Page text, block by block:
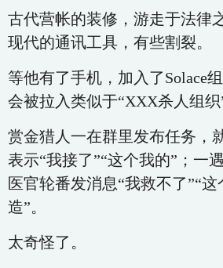
古代营帐的装修，游走于法律
现代的通讯工具，有些割裂。
等他有了手机，加入了Solace
会被拉入类似于“XXX杀人组织
赏金猎人一在群里发布任务，
表示“我接了”“这个我的”；一
医官轮番发消息“我救不了”“
造”。
太奇怪了。